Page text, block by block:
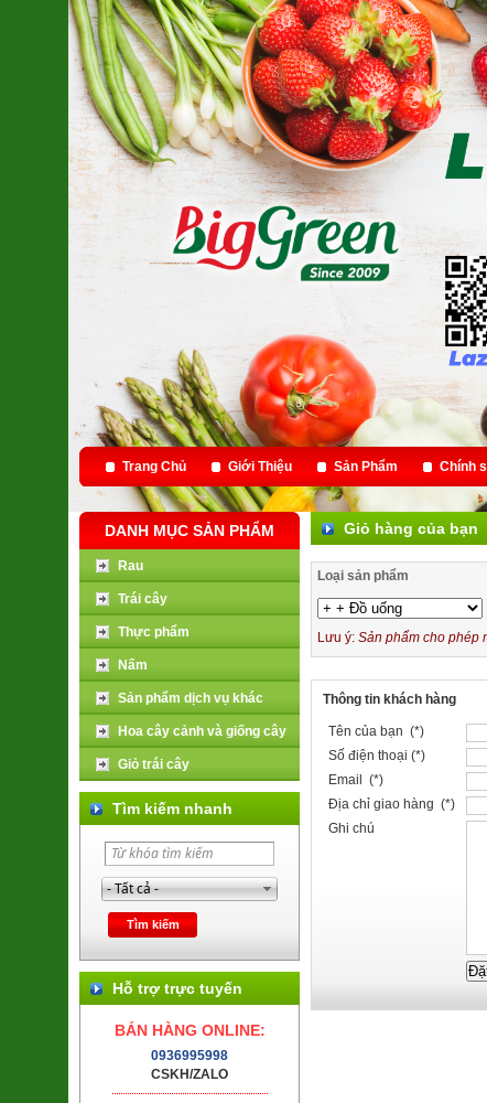
Trang Chủ Giới Thiệu Sản Phẩm Chính
DANH MỤC SẢN PHẨM
Rau
Trái cây
Thực phẩm
Nấm
Sản phẩm dịch vụ khác
Hoa cây cảnh và giống cây
Giỏ trái cây
Tìm kiếm nhanh
Hỗ trợ trực tuyến
BÁN HÀNG ONLINE:
0936995998
CSKH/ZALO
Giỏ hàng của bạn
Loại sản phẩm
Lưu ý: Sản phẩm cho phép
Thông tin khách hàng
Tên của bạn (*)
Số điện thoại (*)
Email (*)
Địa chỉ giao hàng (*)
Ghi chú